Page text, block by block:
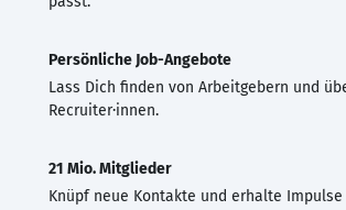
Persönliche Job-Angebote
Lass Dich finden von Arbeitgebern und
Recruiter·innen.
21 Mio. Mitglieder
Knüpf neue Kontakte und erhalte